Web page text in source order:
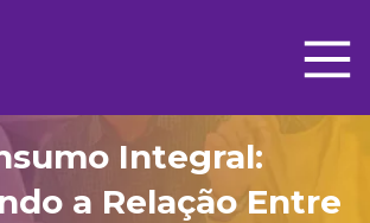
Integral:
a Relação Entre